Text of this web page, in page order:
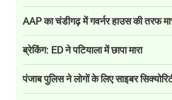
AAP का चंडीगढ़ में गवर्नर हाउस की तरफ
ब्रेकिंग: ED ने पटियाला में छापा मारा
पंजाब पुलिस ने लोगों के लिए साइबर